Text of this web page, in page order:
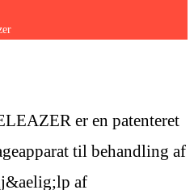
er en patenteret
til behandling af
af